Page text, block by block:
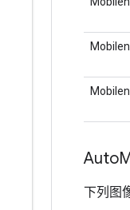
Auto
下列图